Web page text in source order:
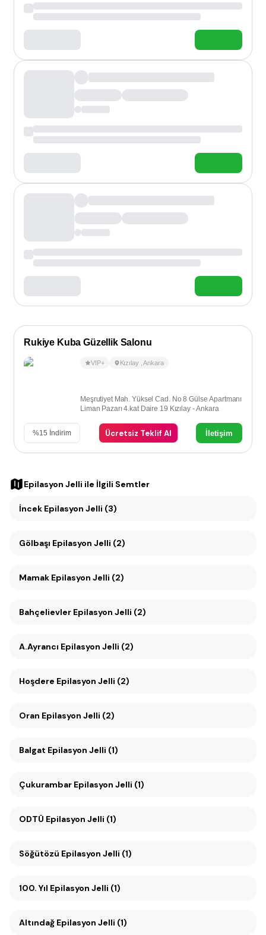
Rukiye Kuba Güzellik Salonu
VIP+ Kızılay ,Ankara
Meşrutiyet Mah. Yüksel Cad. No 8 Gülse Apartmanı
Liman Pazarı 4.kat Daire 19 Kızılay - Ankara
%15 İndirim Ücretsiz Teklif Al İletişim
Epilasyon Jelli ile İlgili Semtler
İncek Epilasyon Jelli (3)
Gölbaşı Epilasyon Jelli (2)
Mamak Epilasyon Jelli (2)
Bahçelievler Epilasyon Jelli (2)
A.Ayrancı Epilasyon Jelli (2)
Hoşdere Epilasyon Jelli (2)
Oran Epilasyon Jelli (2)
Balgat Epilasyon Jelli (1)
Çukurambar Epilasyon Jelli (1)
ODTÜ Epilasyon Jelli (1)
Söğütözü Epilasyon Jelli (1)
100. Yıl Epilasyon Jelli (1)
Altındağ Epilasyon Jelli (1)